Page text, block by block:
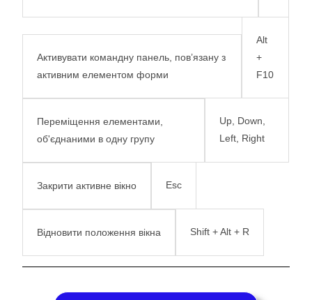
Активувати командну панель, пов’язану з
активним елементом форми
Alt
+
F10
Переміщення елементами,
об'єднаними в одну групу
Up, Down,
Left, Right
Закрити активне вікно Esc
Відновити положення вікна Shift + Alt + R